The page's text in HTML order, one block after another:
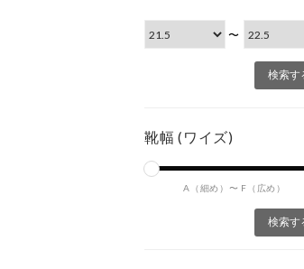
〜
靴幅 (ワイズ)
A（細め）〜 F（広め）